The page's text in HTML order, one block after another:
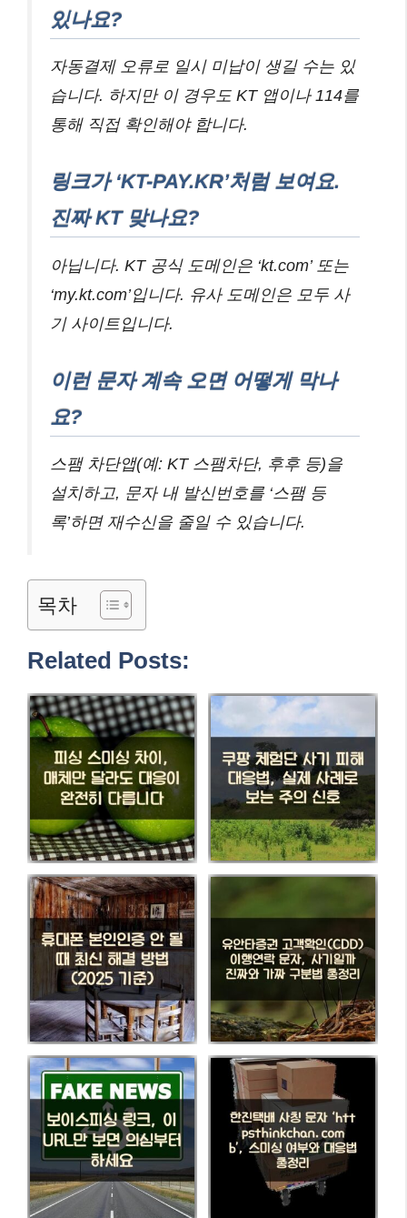
있나요?
자동결제 오류로 일시 미납이 생길 수는 있
습니다. 하지만 이 경우도 KT 앱이나 114를
통해 직접 확인해야 합니다.
링크가 ‘KT-PAY.KR’처럼 보여요.
진짜 KT 맞나요?
아닙니다. KT 공식 도메인은 ‘kt.com’ 또는
‘my.kt.com’입니다. 유사 도메인은 모두 사
기 사이트입니다.
이런 문자 계속 오면 어떻게 막나
요?
스팸 차단앱(예: KT 스팸차단, 후후 등)을
설치하고, 문자 내 발신번호를 ‘스팸 등
록’하면 재수신을 줄일 수 있습니다.
목차
Related Posts: